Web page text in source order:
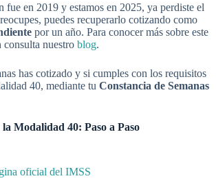
fue en 2019 y estamos en 2025, ya perdiste el
puedes recuperarlo cotizando como
por un año. Para conocer más sobre este
consulta nuestro blog.
has cotizado y si cumples con los requisitos
40, mediante tu Constancia de Semanas
Modalidad 40: Paso a Paso
oficial del IMSS